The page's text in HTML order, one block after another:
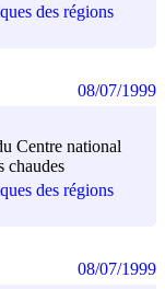
des régions
Centre national
chaudes
des régions
08/07/1999
08/07/1999